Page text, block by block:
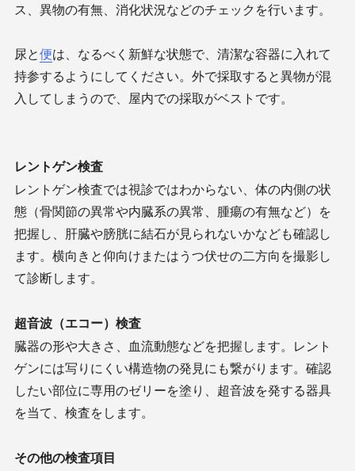
ス、異物の有無、消化状況などのチェックを行います。
尿と便は、なるべく新鮮な状態で、清潔な容器に入れて
持参するようにしてください。外で採取すると異物が混
入してしまうので、屋内での採取がベストです。
レントゲン検査
レントゲン検査では視診ではわからない、体の内側の状
態（骨関節の異常や内臓系の異常、腫瘍の有無など）を
把握し、肝臓や膀胱に結石が見られないかなども確認し
ます。横向きと仰向けまたはうつ伏せの二方向を撮影し
て診断します。
超音波（エコー）検査
臓器の形や大きさ、血流動態などを把握します。レント
ゲンには写りにくい構造物の発見にも繋がります。確認
したい部位に専用のゼリーを塗り、超音波を発する器具
を当て、検査をします。
その他の検査項目